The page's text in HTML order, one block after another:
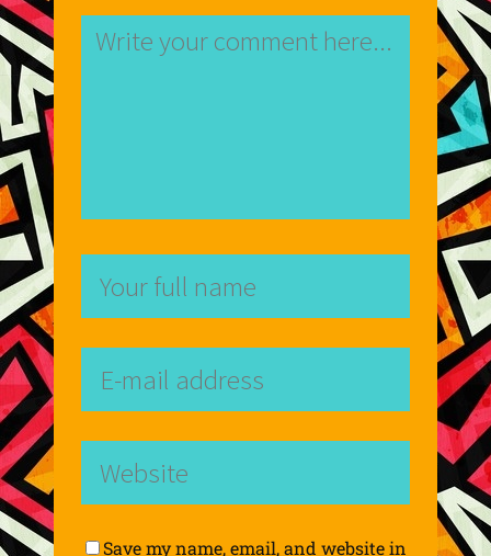
Save my name, email, and website in